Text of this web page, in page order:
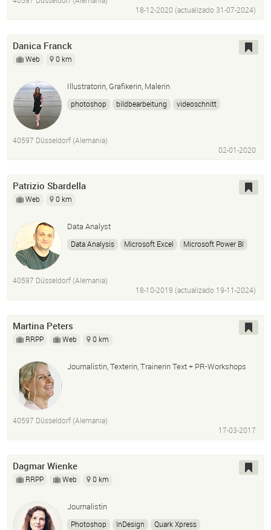
Fashion Autorin
Modeevent
Showroom
Coaching
Fashion Still Shooting
18-12-2020 (actualizado 31-07-2024)
Danica Franck
Web 0 km
Illustratorin, Grafikerin, Malerin
photoshop bildbearbeitung
videoschnitt
40597 Düsseldorf (Alemania)
02-01-2020
Patrizio Sbardella
Web 0 km
Data Analyst
Data Analysis Microsoft Excel
Microsoft Power BI
Dashboard Creation
40597 Düsseldorf (Alemania)
18-10-2019 (actualizado 19-11-2024)
Martina Peters
RRPP Web 0 km
Journalistin, Texterin, Trainerin Text + PR-Workshops
40597 Düsseldorf (Alemania)
17-03-2017
Dagmar Wienke
RRPP Web 0 km
Journalistin
Photoshop InDesign
Quark Xpress